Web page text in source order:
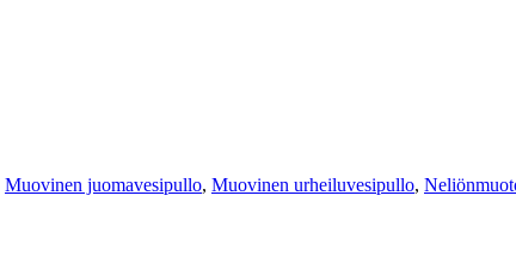
Muovinen juomavesipullo, Muovinen urheiluvesipullo,